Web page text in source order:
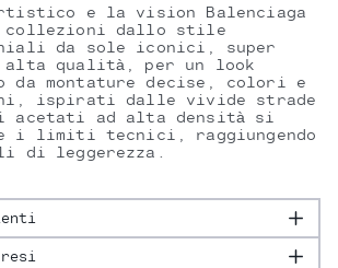
e la vision Balenciaga
collezioni dallo stile
da sole iconici, super
qualità, per un look
da montature decise, colori e
ispirati dalle vivide strade
ad alta densità si
i limiti tecnici, raggiungendo
leggerezza.